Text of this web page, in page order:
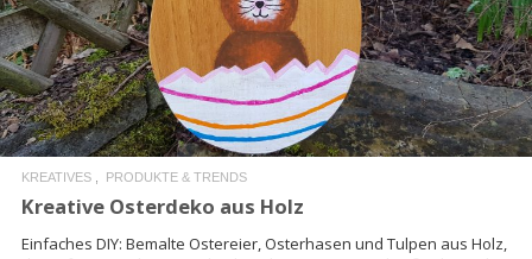
READ MORE
KREATIVES PRODUKTE & TRENDS
Kreative Osterdeko aus Holz
Einfaches DIY: Bemalte Ostereier, Osterhasen und Tulpen aus Holz,